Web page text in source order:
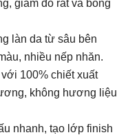
giảm đỏ rát và bong
làn da từ sâu bên
nhiều nếp nhăn.
100% chiết xuất
không hương liệu
nhanh, tạo lớp finish